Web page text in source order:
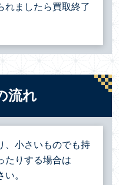
れましたら買取終了
流れ
、小さいものでも持
たりする場合は
。